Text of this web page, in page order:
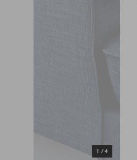
1 /4